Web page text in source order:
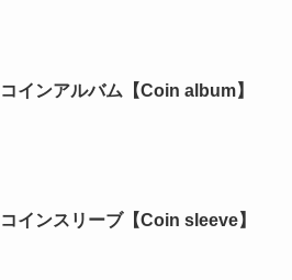
コインアルバム【Coin album】
コインスリーブ【Coin sleeve】